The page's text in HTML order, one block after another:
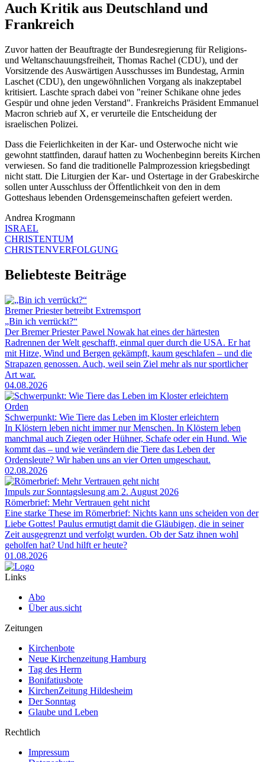
Auch Kritik aus Deutschland und
Frankreich
Zuvor hatten der Beauftragte der Bundesregierung für Religions-
und Weltanschauungsfreiheit, Thomas Rachel (CDU), und der
Vorsitzende des Auswärtigen Ausschusses im Bundestag, Armin
Laschet (CDU), den ungewöhnlichen Vorgang als inakzeptabel
kritisiert. Laschte sprach dabei von "reiner Schikane ohne jedes
Gespür und ohne jeden Verstand". Frankreichs Präsident Emmanuel
Macron schrieb auf X, er verurteile die Entscheidung der
israelischen Polizei.
Dass die Feierlichkeiten in der Kar- und Osterwoche nicht wie
gewohnt stattfinden, darauf hatten zu Wochenbeginn bereits Kirchen
verwiesen. So fand die traditionelle Palmprozession kriegsbedingt
nicht statt. Die Liturgien der Kar- und Ostertage in der Grabeskirche
sollen unter Ausschluss der Öffentlichkeit von den in dem
Gotteshaus lebenden Ordensgemeinschaften gefeiert werden.
Andrea Krogmann
ISRAEL
CHRISTENTUM
CHRISTENVERFOLGUNG
Beliebteste Beiträge
Bremer Priester betreibt Extremsport
„Bin ich verrückt?“
Der Bremer Priester Pawel Nowak hat eines der härtesten
Radrennen der Welt geschafft, einmal quer durch die USA. Er hat
mit Hitze, Wind und Bergen gekämpft, kaum geschlafen – und die
Strapazen genossen. Auch, weil sein Ziel mehr als nur sportlicher
Art war.
04.08.2026
Orden
Schwerpunkt: Wie Tiere das Leben im Kloster erleichtern
In Klöstern leben nicht immer nur Menschen. In Klöstern leben
manchmal auch Ziegen oder Hühner, Schafe oder ein Hund. Wie
kommt das – und wie verändern die Tiere das Leben der
Ordensleute? Wir haben uns an vier Orten umgeschaut.
02.08.2026
Impuls zur Sonntagslesung am 2. August 2026
Römerbrief: Mehr Vertrauen geht nicht
Eine starke These im Römerbrief: Nichts kann uns scheiden von der
Liebe Gottes! Paulus ermutigt damit die Gläubigen, die in seiner
Zeit ausgegrenzt und verfolgt wurden. Ob der Satz ihnen wohl
geholfen hat? Und hilft er heute?
01.08.2026
Links
Abo
Über aus.sicht
Zeitungen
Kirchenbote
Neue Kirchenzeitung Hamburg
Tag des Herrn
Bonifatiusbote
KirchenZeitung Hildesheim
Der Sonntag
Glaube und Leben
Rechtlich
Impressum